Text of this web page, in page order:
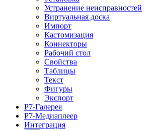
Устранение неисправностей
Виртуальная доска
Импорт
Кастомизация
Коннекторы
Рабочий стол
Свойства
Таблицы
Текст
Фигуры
Экспорт
Р7-Галерея
Р7-Медиаплеер
Интеграция